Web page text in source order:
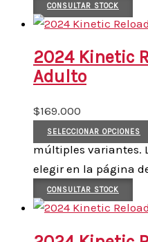
CONSULTAR STOCK
2024 Kinetic
Adulto
$169.000
SELECCIONAR OPCIONES
múltiples variantes.
elegir en la página
CONSULTAR STOCK